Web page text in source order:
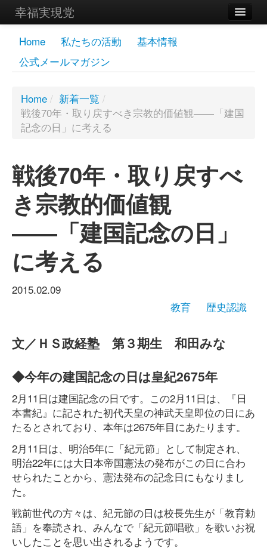
幸福実現党
メンバーズページ
党員
お問い合わせ
Home 私たちの活動
基本情報
公式メールマガジン
Home / 新着一覧 /
戦後70年・取り戻すべき宗教的価値観――「建国
記念の日」に考える
戦後70年・取り戻すべ
き宗教的価値観
――「建国記念の日」
に考える
2015.02.09
教育
歴史認識
文／ＨＳ政経塾 第３期生 和田みな
◆今年の建国記念の日は皇紀2675年
2月11日は建国記念の日です。この2月11日は、『日
本書紀』に記された初代天皇の神武天皇即位の日にあ
たるとされており、本年は2675年目にあたります。
2月11日は、明治5年に「紀元節」として制定され、
明治22年には大日本帝国憲法の発布がこの日に合わ
せられたことから、憲法発布の記念日にもなりまし
た。
戦前世代の方々は、紀元節の日は校長先生が「教育勅
語」を奉読され、みんなで「紀元節唱歌」を歌いお祝
いしたことを思い出されるようです。